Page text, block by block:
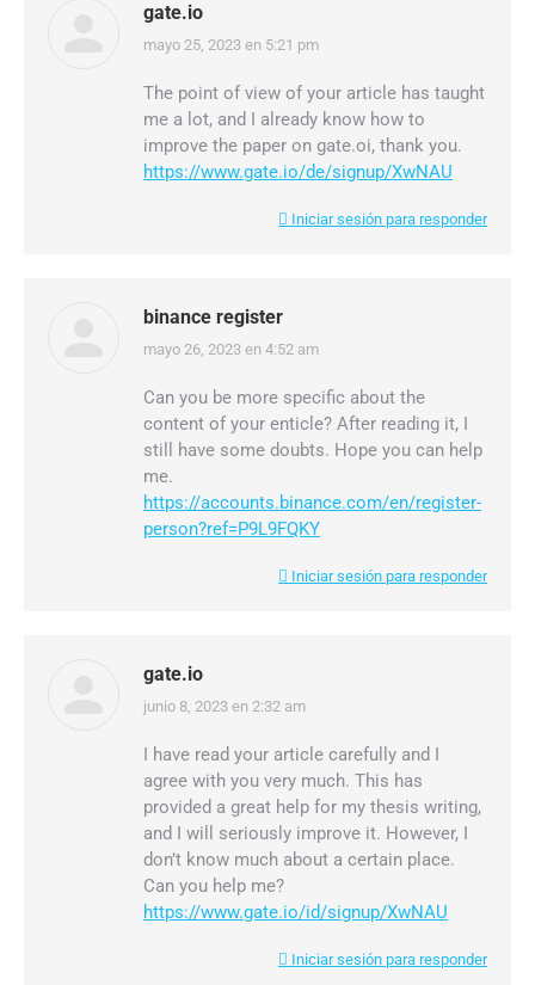
gate.io
dice:
mayo 25, 2023 en 5:21 pm
The point of view of your article has taught
me a lot, and I already know how to
improve the paper on gate.oi, thank you.
https://www.gate.io/de/signup/XwNAU
Iniciar sesión para responder
binance register
dice:
mayo 26, 2023 en 4:52 am
Can you be more specific about the
content of your enticle? After reading it, I
still have some doubts. Hope you can help
me.
https://accounts.binance.com/en/register-
person?ref=P9L9FQKY
Iniciar sesión para responder
gate.io
dice:
junio 8, 2023 en 2:32 am
I have read your article carefully and I
agree with you very much. This has
provided a great help for my thesis writing,
and I will seriously improve it. However, I
don’t know much about a certain place.
Can you help me?
https://www.gate.io/id/signup/XwNAU
Iniciar sesión para responder